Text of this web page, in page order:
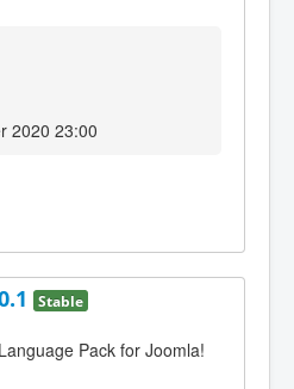
2020 23:00
Stable
Pack for Joomla!